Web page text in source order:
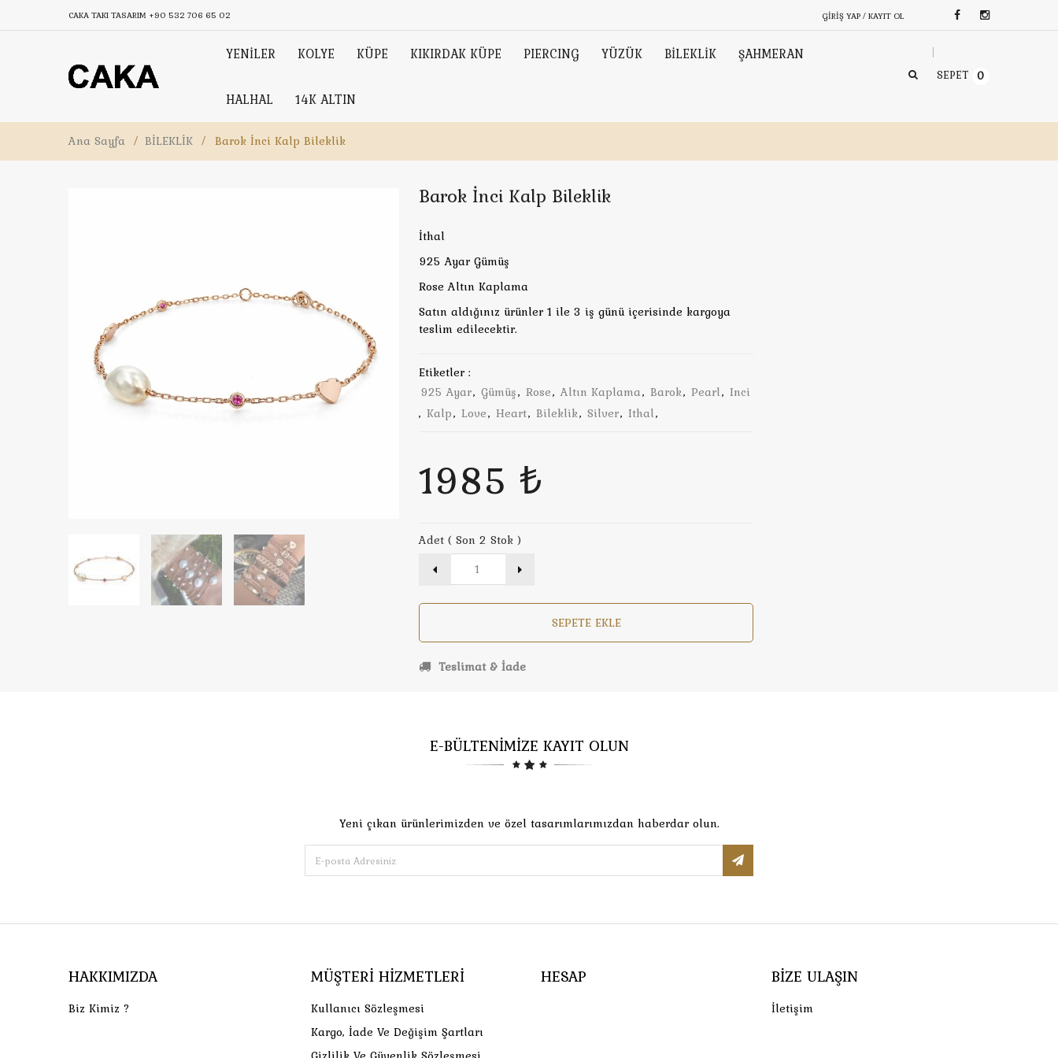
CAKA TAKI TASARIM +90 532 706 65 02 GIRIŞ YAP / KAYIT OL
YENİLER KOLYE KÜPE KIKIRDAK KÜPE PIERCING YÜZÜK BİLEKLİK ŞAHMERAN
HALHAL 14K ALTIN
SEPET 0
Ana Sayfa / BİLEKLİK / Barok İnci Kalp Bileklik
Barok İnci Kalp Bileklik
İthal
925 Ayar Gümüş
Rose Altın Kaplama
Satın aldığınız ürünler 1 ile 3 iş günü içerisinde kargoya
teslim edilecektir.
Etiketler :
925 Ayar, Gümüş, Rose, Altın Kaplama, Barok, Pearl, Inci
, Kalp, Love, Heart, Bileklik, Silver, Ithal,
1985 ₺
Adet ( Son 2 Stok )
SEPETE EKLE
Teslimat & İade
E-BÜLTENİMİZE KAYIT OLUN
Yeni çıkan ürünlerimizden ve özel tasarımlarımızdan haberdar olun.
HAKKIMIZDA
Biz Kimiz ?
MÜŞTERI HIZMETLERI
Kullanıcı Sözleşmesi
Kargo, İade Ve Değişim Şartları
HESAP BIZE ULAŞIN
İletişim